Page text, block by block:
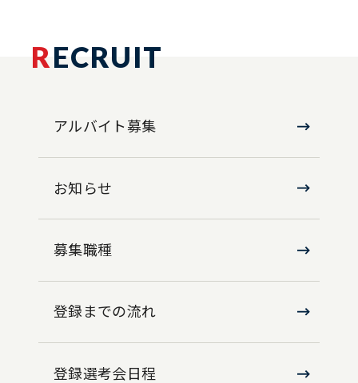
RECRUIT
アルバイト募集
お知らせ
募集職種
登録までの流れ
登録選考会日程